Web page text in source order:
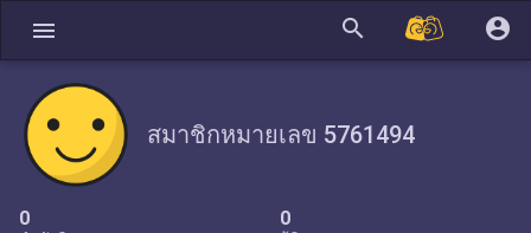
menu search account_circle
สมาชิกหมายเลข 5761494
0 0